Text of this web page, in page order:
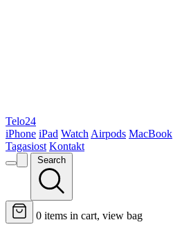
Telo24
iPhone iPad Watch Airpods MacBook
Tagasiost Kontakt
Search
0 items in cart, view bag